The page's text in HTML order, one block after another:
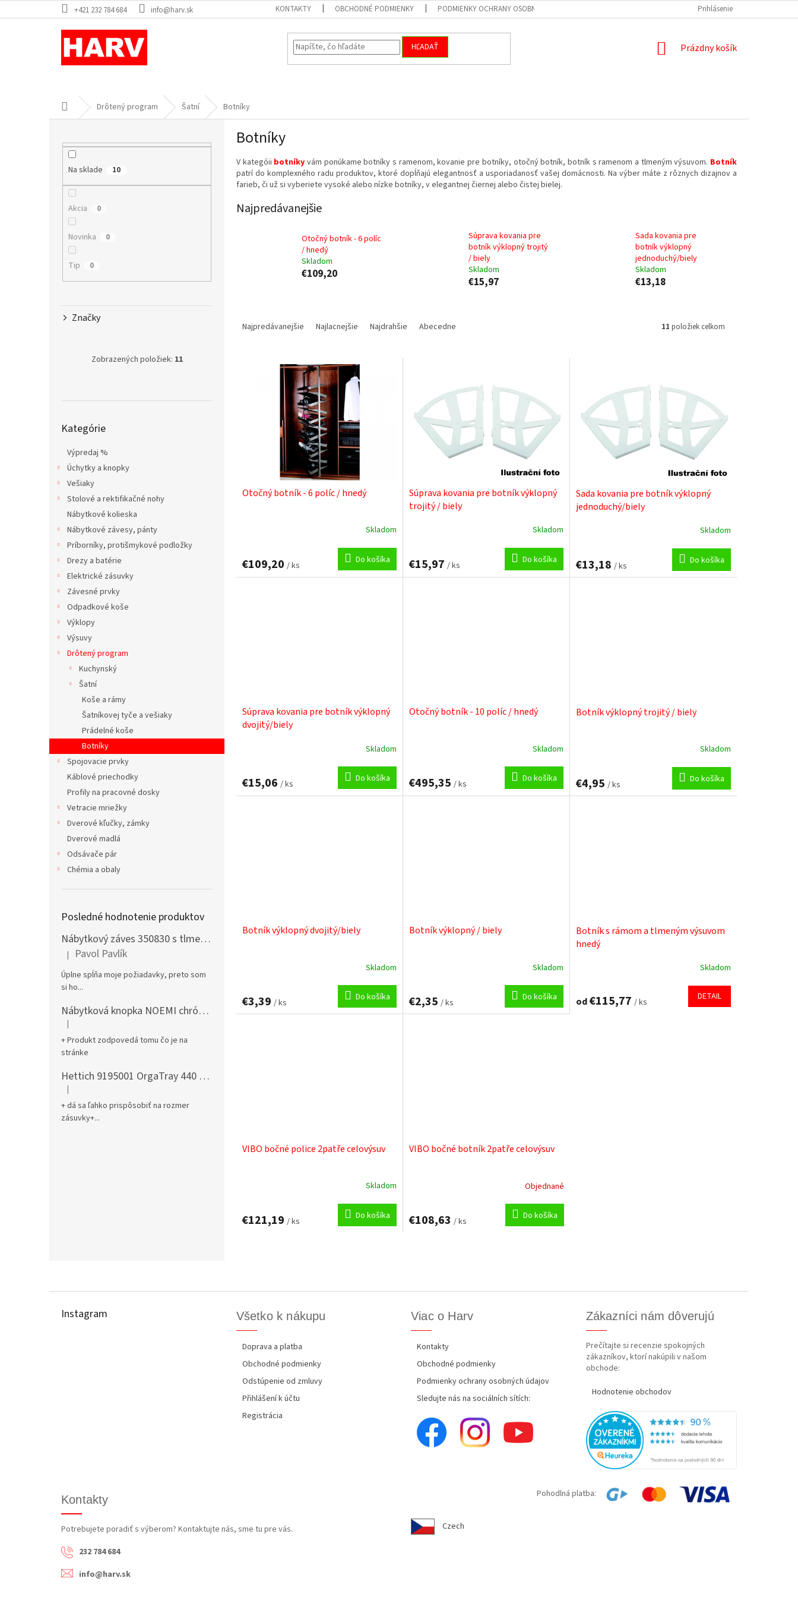
na
+421 232 784 684 info@harv.sk KONTAKTY OBCHODNÉ PODMIENKY PODMIENKY OCHRANY OSOBNÝCH ÚDAJOV REKLAMÁCIA
Prihlásenie
HĽADAŤ
NÁKUPNÝ
Prázdny košík
DomovDrôtený program Šatní Botníky
Na sklade 10
Akcia 0
Novinka 0
Tip 0
Značky
Zobrazených položiek: 11
kategórie
Kategórie
Výpredaj %
Úchytky a knopky
Vešiaky
Stolové a rektifikačné nohy
Nábytkové kolieska
Nábytkové závesy, pánty
Príborníky, protišmykové podložky
Drezy a batérie
Elektrické zásuvky
Závesné prvky
Odpadkové koše
Výklopy
Výsuvy
Drôtený program
Kuchynský
Šatní
Koše a rámy
Šatníkovej tyče a vešiaky
Prádelné koše
Botníky
Spojovacie prvky
Káblové priechodky
Profily na pracovné dosky
Vetracie mriežky
Dverové kľučky, zámky
Dverové madlá
Odsávače pár
Chémia a obaly
Posledné hodnotenie produktov
Nábytkový záves 350830 s tlmením naložený + podložka H0 na vrut
Hodnotenie produktu je 5 z 5 hviezdičiek.
| Pavol Pavlík
Úplne spĺňa moje požiadavky, preto som
si ho...
Nábytková knopka NOEMI chróm satén
Hodnotenie produktu je 5 z 5 hviezdičiek.
|
+ Produkt zodpovedá tomu čo je na
stránke
Hettich 9195001 OrgaTray 440 701-800/441-520 mm antracit
Hodnotenie produktu je 5 z 5 hviezdičiek.
|
+ dá sa ľahko prispôsobiť na rozmer
zásuvky+...
Botníky
V kategóii botníky vám ponúkame botníky s ramenom, kovanie pre botníky, otočný botník, botník s ramenom a tlmeným výsuvom. Botník
patrí do komplexného radu produktov, ktoré dopĺňajú elegantnosť a usporiadanosť vašej domácnosti. Na výber máte z rôznych dizajnov a
farieb, či už si vyberiete vysoké alebo nízke botníky, v elegantnej čiernej alebo čistej bielej.
Najpredávanejšie
Otočný botník - 6 políc
/ hnedý
Skladom
€109,20
Súprava kovania pre
botník výklopný trojitý
/ biely
Skladom
€15,97
Sada kovania pre
botník výklopný
jednoduchý/biely
Skladom
€13,18
Najpredávanejšie Najlacnejšie Najdrahšie Abecedne 11 položiek celkom
Otočný botník - 6 políc / hnedý
Skladom
€109,20 / ks Do košíka
Súprava kovania pre botník výklopný
trojitý / biely
Skladom
€15,97 / ks Do košíka
Sada kovania pre botník výklopný
jednoduchý/biely
Skladom
€13,18 / ks Do košíka
Súprava kovania pre botník výklopný
dvojitý/biely
Skladom
€15,06 / ks Do košíka
Otočný botník - 10 políc / hnedý
Skladom
€495,35 / ks Do košíka
Botník výklopný trojitý / biely
Skladom
€4,95 / ks Do košíka
Botník výklopný dvojitý/biely
Skladom
€3,39 / ks Do košíka
Botník výklopný / biely
je
5,0
Skladom
€2,35 / ks Do košíka
Botník s rámom a tlmeným výsuvom
hnedý
Skladom
od€115,77 / ks DETAIL
VIBO bočné police 2patře celovýsuv
Skladom
€121,19 / ks Do košíka
VIBO bočné botník 2patře celovýsuv
Objednané
€108,63 / ks Do košíka
d
r
k
y
ý
p
i
Instagram Všetko k nákupu
Doprava a platba
Obchodné podmienky
Odstúpenie od zmluvy
Přihlášení k účtu
Registrácia
Viac o Harv
Kontakty
Obchodné podmienky
Podmienky ochrany osobných údajov
Sledujte nás na sociálních sítích:
Zákazníci nám dôverujú
Prečítajte si recenzie spokojných
zákazníkov, ktorí nakúpili v našom
obchode:
Hodnotenie obchodov
Kontakty
Potrebujete poradiť s výberom? Kontaktujte nás, sme tu pre vás.
232 784 684
info@harv.sk
Pohodlná platba:
Czech